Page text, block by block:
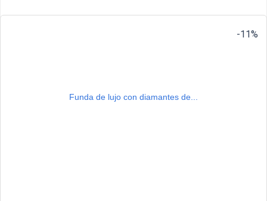
Funda de lujo con diamantes de...
-11%